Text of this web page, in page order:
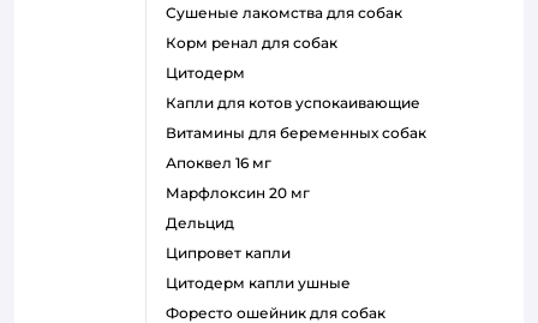
сушеные лакомства для собак
корм ренал для собак
цитодерм
капли для котов успокаивающие
витамины для беременных собак
апоквел 16 мг
марфлоксин 20 мг
дельцид
ципровет капли
цитодерм капли ушные
форесто ошейник для собак